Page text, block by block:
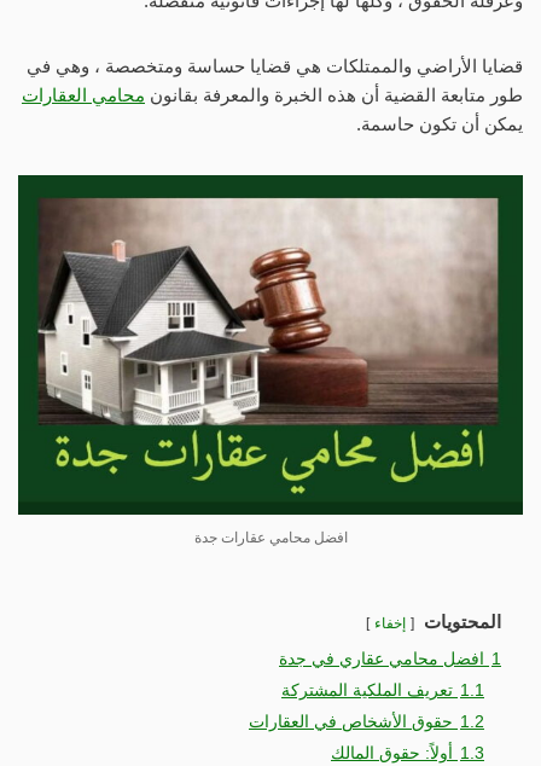
قضايا الأراضي والممتلكات هي قضايا حساسة ومتخصصة ، وهي في
طور متابعة القضية أن هذه الخبرة والمعرفة بقانون محامي العقارات
يمكن أن تكون حاسمة.
افضل محامي عقارات جدة
المحتويات إخفاء
1
افضل محامي عقاري في جدة
1.1 تعريف الملكية المشتركة
1.2 حقوق الأشخاص في العقارات
1.3
أولاً: حقوق المالك